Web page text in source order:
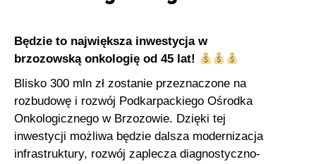
Będzie to największa inwestycja w
brzozowską onkologię od 45 lat!
Blisko 300 mln zł zostanie przeznaczone na
rozbudowę i rozwój Podkarpackiego Ośrodka
Onkologicznego w Brzozowie. Dzięki tej
inwestycji możliwa będzie dalsza modernizacja
infrastruktury, rozwój zaplecza diagnostyczno-